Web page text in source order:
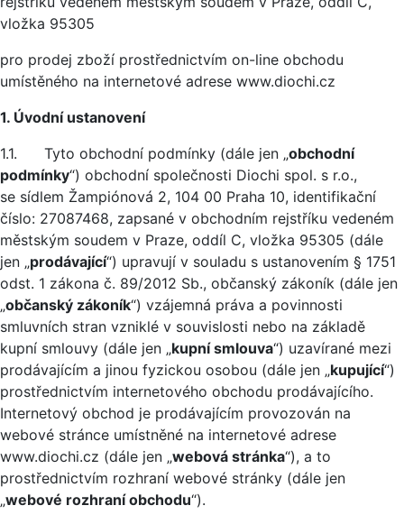
vložka 95305
pro prodej zboží prostřednictvím on-line obchodu
umístěného na internetové adrese www.diochi.cz
1. Úvodní ustanovení
1.1. Tyto obchodní podmínky (dále jen „obchodní
podmínky“) obchodní společnosti Diochi spol. s r.o.,
se sídlem Žampiónová 2, 104 00 Praha 10, identifikační
číslo: 27087468, zapsané v obchodním rejstříku vedeném
městským soudem v Praze, oddíl C, vložka 95305 (dále
jen „prodávající“) upravují v souladu s ustanovením § 1751
odst. 1 zákona č. 89/2012 Sb., občanský zákoník (dále jen
„občanský zákoník“) vzájemná práva a povinnosti
smluvních stran vzniklé v souvislosti nebo na základě
kupní smlouvy (dále jen „kupní smlouva“) uzavírané mezi
prodávajícím a jinou fyzickou osobou (dále jen „kupující“)
prostřednictvím internetového obchodu prodávajícího.
Internetový obchod je prodávajícím provozován na
webové stránce umístněné na internetové adrese
www.diochi.cz (dále jen „webová stránka“), a to
prostřednictvím rozhraní webové stránky (dále jen
„webové rozhraní obchodu“).